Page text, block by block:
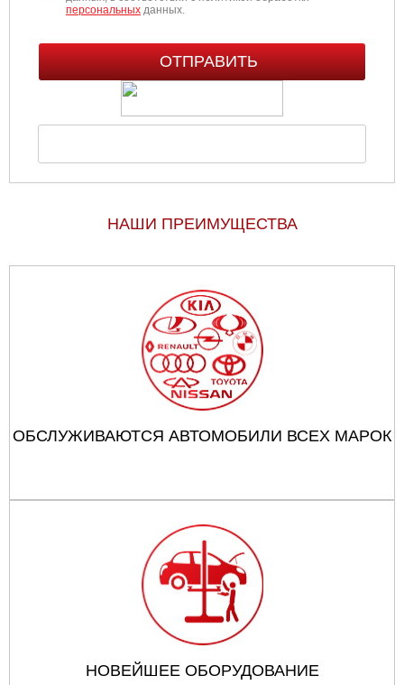
персональныхданных.
НАШИ ПРЕИМУЩЕСТВА
ОБСЛУЖИВАЮТСЯ АВТОМОБИЛИ ВСЕХ МАРОК
НОВЕЙШЕЕ ОБОРУДОВАНИЕ